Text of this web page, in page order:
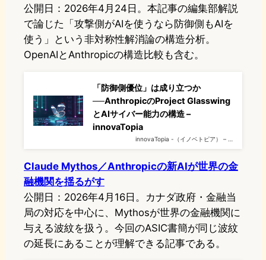
公開日：2026年4月24日。本記事の編集部解説
で論じた「攻撃側がAIを使うなら防御側もAIを
使う」という非対称性解消論の構造分析。
OpenAIとAnthropicの構造比較も含む。
「防御側優位」は成り立つか
──AnthropicのProject Glasswing
とAIサイバー能力の構造 –
innovaTopia
innovaTopia -（イノベトピア） – …
Claude Mythos／Anthropicの新AIが世界の金
融機関を揺るがす
公開日：2026年4月16日。カナダ政府・金融当
局の対応を中心に、Mythosが世界の金融機関に
与える波紋を扱う。今回のASIC書簡が同じ波紋
の延長にあることが理解できる記事である。